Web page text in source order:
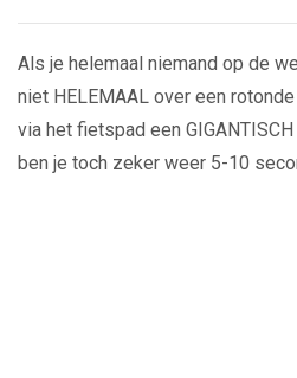
Als je helemaal niemand op de
niet HELEMAAL over een
via het fietspad een
ben je toch zeker weer 5-10